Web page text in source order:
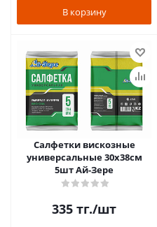
В корзину
Салфетки вискозные
универсальные 30х38см
5шт Ай-Зере
335 тг./шт